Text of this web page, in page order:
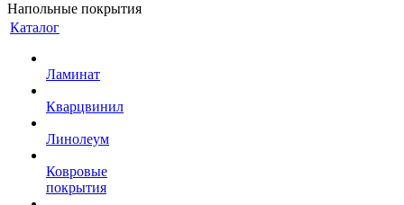
Напольные покрытия
Каталог
Ламинат
Кварцвинил
Линолеум
Ковровые
покрытия